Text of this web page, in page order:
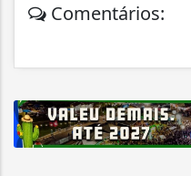
Comentários: